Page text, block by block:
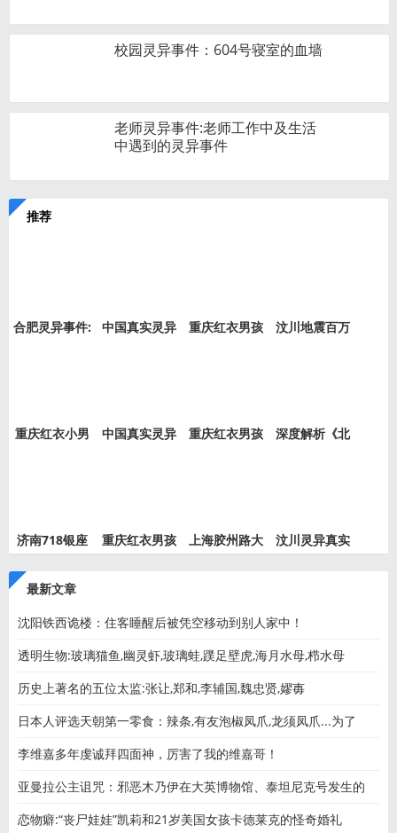
校园灵异事件：604号寝室的血墙
老师灵异事件:老师工作中及生活
中遇到的灵异事件
推荐
合肥灵异事件:
中国真实灵异
重庆红衣男孩
汶川地震百万
重庆红衣小男
中国真实灵异
重庆红衣男孩
深度解析《北
济南718银座
重庆红衣男孩
上海胶州路大
汶川灵异真实
最新文章
沈阳铁西诡楼：住客睡醒后被凭空移动到别人家中！
透明生物:玻璃猫鱼,幽灵虾,玻璃蛙,蹼足壁虎,海月水母,栉水母
历史上著名的五位太监:张让,郑和,李辅国,魏忠贤,嫪毐
日本人评选天朝第一零食：辣条,有友泡椒凤爪,龙须凤爪...为了
李维嘉多年虔诚拜四面神，厉害了我的维嘉哥！
亚曼拉公主诅咒：邪恶木乃伊在大英博物馆、泰坦尼克号发生的
恋物癖:“丧尸娃娃”凯莉和21岁美国女孩卡德莱克的怪奇婚礼